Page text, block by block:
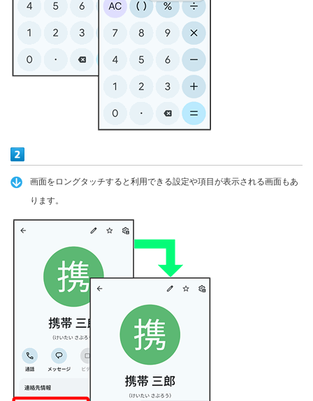
画面をロングタッチすると利用できる設定や項目が表示される画面もあ
ります。